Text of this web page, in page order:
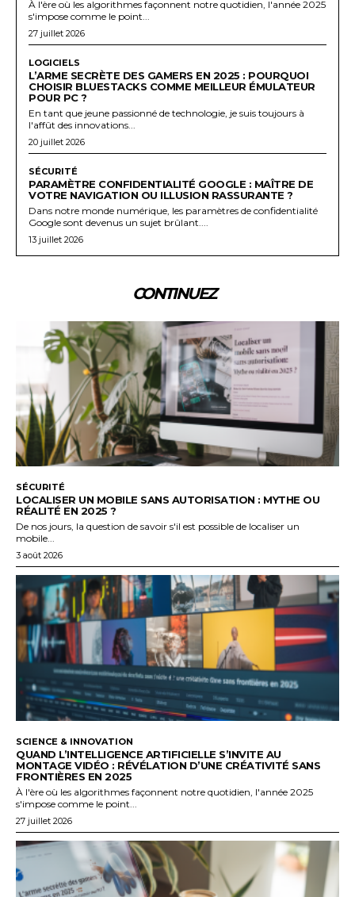
À l'ère où les algorithmes façonnent notre quotidien, l'année 2025
s'impose comme le point...
27 juillet 2026
LOGICIELS
L’ARME SECRÈTE DES GAMERS EN 2025 : POURQUOI
CHOISIR BLUESTACKS COMME MEILLEUR ÉMULATEUR
POUR PC ?
En tant que jeune passionné de technologie, je suis toujours à
l'affût des innovations...
20 juillet 2026
SÉCURITÉ
PARAMÈTRE CONFIDENTIALITÉ GOOGLE : MAÎTRE DE
VOTRE NAVIGATION OU ILLUSION RASSURANTE ?
Dans notre monde numérique, les paramètres de confidentialité
Google sont devenus un sujet brûlant....
13 juillet 2026
CONTINUEZ
SÉCURITÉ
LOCALISER UN MOBILE SANS AUTORISATION : MYTHE OU
RÉALITÉ EN 2025 ?
De nos jours, la question de savoir s'il est possible de localiser un
mobile...
3 août 2026
SCIENCE & INNOVATION
QUAND L’INTELLIGENCE ARTIFICIELLE S’INVITE AU
MONTAGE VIDÉO : RÉVÉLATION D’UNE CRÉATIVITÉ SANS
FRONTIÈRES EN 2025
À l'ère où les algorithmes façonnent notre quotidien, l'année 2025
s'impose comme le point...
27 juillet 2026